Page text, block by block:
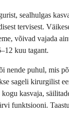
sealhulgas
tervisest.
võivad vajada
kuu tagant.
nende puhul, mis
sageli kirurgilist
kogu kasvaja,
funktsiooni.